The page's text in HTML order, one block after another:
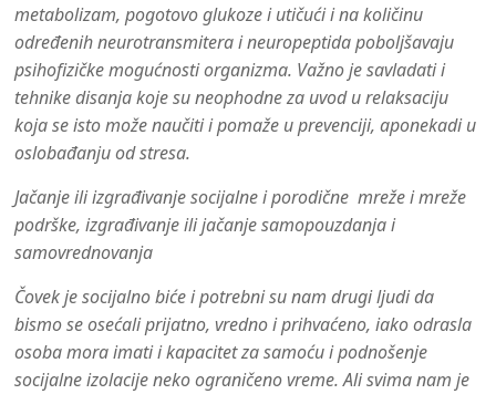
metabolizam, pogotovo glukoze i utičući i na količinu
određenih neurotransmitera i neuropeptida poboljšavaju
psihofizičke mogućnosti organizma. Važno je savladati i
tehnike disanja koje su neophodne za uvod u relaksaciju
koja se isto može naučiti i pomaže u prevenciji, aponekadi u
oslobađanju od stresa.
Jačanje ili izgrađivanje socijalne i porodične mreže i mreže
podrške, izgrađivanje ili jačanje samopouzdanja i
samovrednovanja
Čovek je socijalno biće i potrebni su nam drugi ljudi da
bismo se osećali prijatno, vredno i prihvaćeno, iako odrasla
osoba mora imati i kapacitet za samoću i podnošenje
socijalne izolacije neko ograničeno vreme. Ali svima nam je